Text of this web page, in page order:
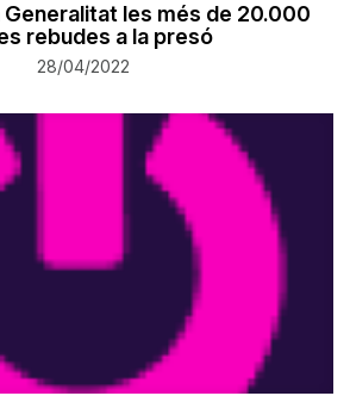
Generalitat les més de 20.000
rebudes a la presó
28/04/2022